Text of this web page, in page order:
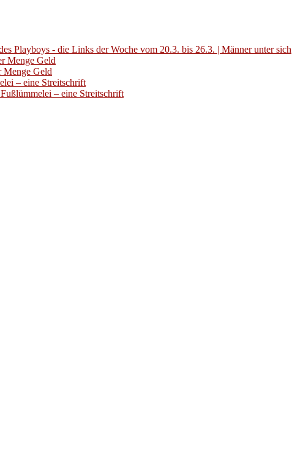
Playboys - die Links der Woche vom 20.3. bis 26.3. | Männer unter sich
Menge Geld
Menge Geld
– eine Streitschrift
– eine Streitschrift